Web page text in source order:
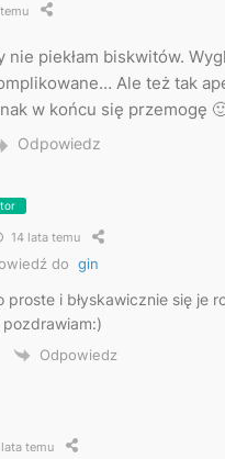
nie piekłam biskwitów.
Ale też tak
w końcu się przemogę
Odpowiedz
14 lata temu
do gin
proste i błyskawicznie się je
pozdrawiam:)
Odpowiedz
temu